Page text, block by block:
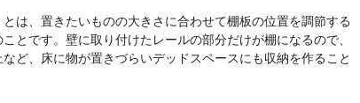
は、置きたいものの大きさに合わせて棚板の位置を調節する
とです。壁に取り付けたレールの部分だけが棚になるので、
ど、床に物が置きづらいデッドスペースにも収納を作ること